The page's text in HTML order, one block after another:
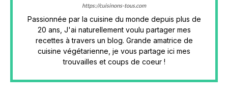
https://cuisinons-tous.com
Passionnée par la cuisine du monde depuis plus de
20 ans, J'ai naturellement voulu partager mes
recettes à travers un blog. Grande amatrice de
cuisine végétarienne, je vous partage ici mes
trouvailles et coups de coeur !